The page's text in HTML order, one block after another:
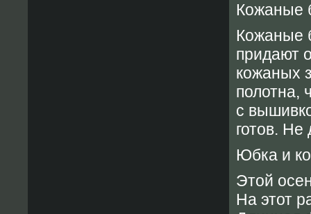
Кожаные
Кожаные
придают
кожаных
полотна,
с
готов. Не
Юбка и
Этой
На этот